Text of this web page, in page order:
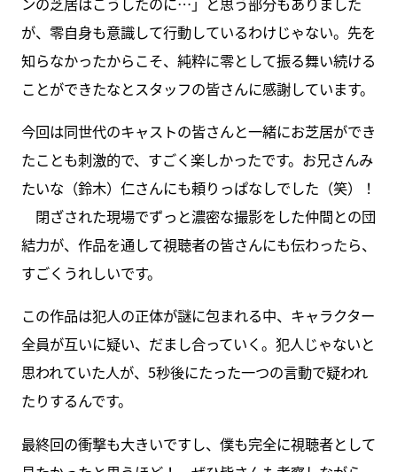
が、零自身も意識して行動しているわけじゃない。先を
知らなかったからこそ、純粋に零として振る舞い続ける
ことができたなとスタッフの皆さんに感謝しています。
今回は同世代のキャストの皆さんと一緒にお芝居ができ
たことも刺激的で、すごく楽しかったです。お兄さんみ
たいな（鈴木）仁さんにも頼りっぱなしでした（笑）！
閉ざされた現場でずっと濃密な撮影をした仲間との団
結力が、作品を通して視聴者の皆さんにも伝わったら、
すごくうれしいです。
この作品は犯人の正体が謎に包まれる中、キャラクター
全員が互いに疑い、だまし合っていく。犯人じゃないと
思われていた人が、5秒後にたった一つの言動で疑われ
たりするんです。
最終回の衝撃も大きいですし、僕も完全に視聴者として